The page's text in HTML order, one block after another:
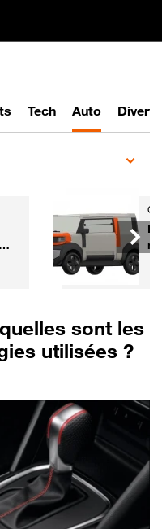
Tech Auto
sont les
utilisées ?